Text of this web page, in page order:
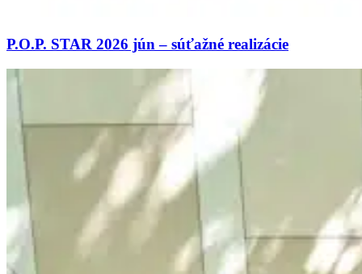
P.O.P. STAR 2026 jún – súťažné realizácie